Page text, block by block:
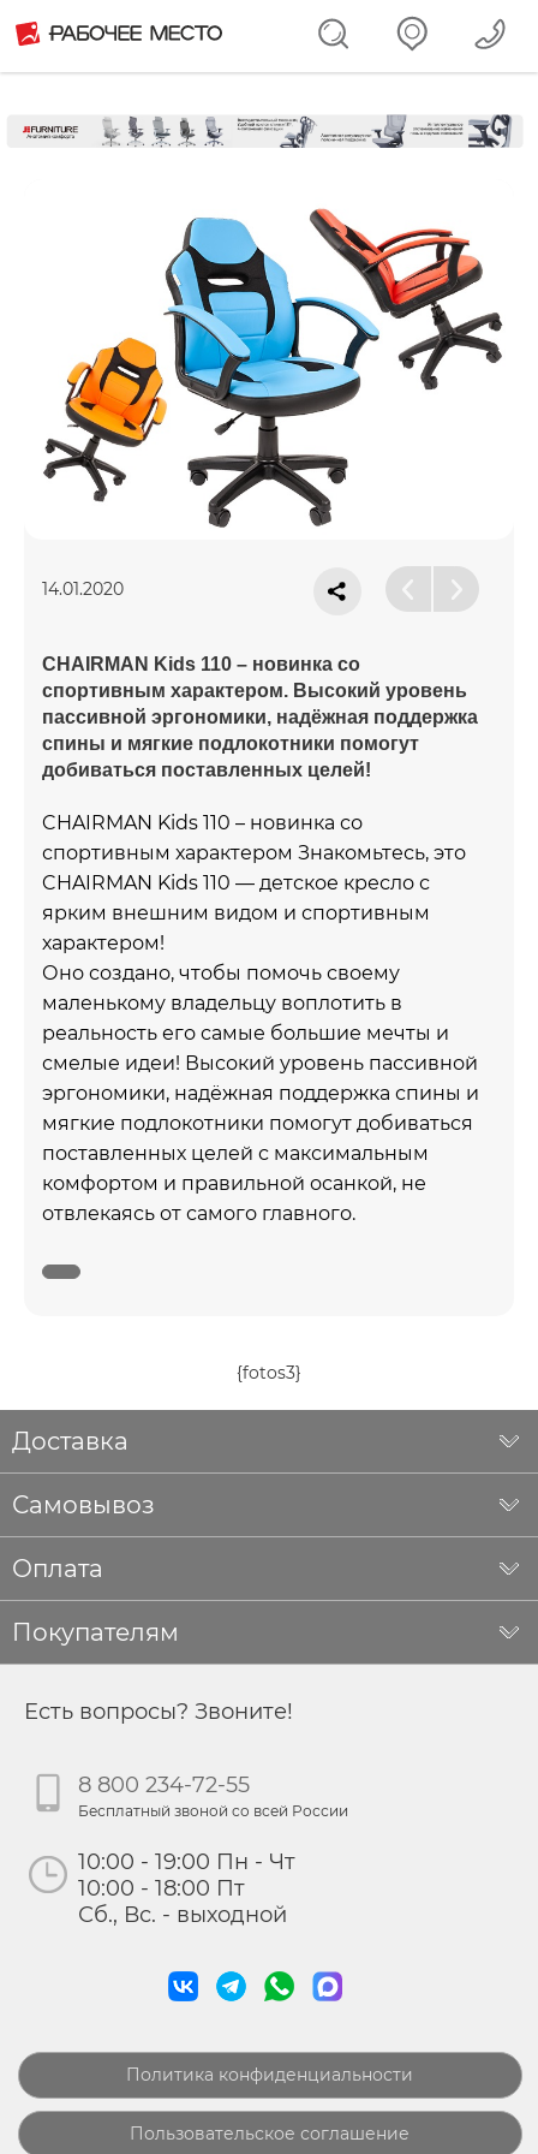
14.01.2020
CHAIRMAN Kids 110 – новинка со
спортивным характером. Высокий уровень
пассивной эргономики, надёжная поддержка
спины и мягкие подлокотники помогут
добиваться поставленных целей!
CHAIRMAN Kids 110 – новинка со
спортивным характером Знакомьтесь, это
CHAIRMAN Kids 110 — детское кресло с
ярким внешним видом и спортивным
характером!
Оно создано, чтобы помочь своему
маленькому владельцу воплотить в
реальность его самые большие мечты и
смелые идеи! Высокий уровень пассивной
эргономики, надёжная поддержка спины и
мягкие подлокотники помогут добиваться
поставленных целей с максимальным
комфортом и правильной осанкой, не
отвлекаясь от самого главного.
{fotos3}
Доставка
Самовывоз
Оплата
Покупателям
Есть вопросы? Звоните!
8 800 234-72-55
Бесплатный звоной со всей России
10:00 - 19:00 Пн - Чт
10:00 - 18:00 Пт
Сб., Вс. - выходной
Политика конфиденциальности
Пользовательское соглашение